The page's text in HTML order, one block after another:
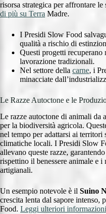
risorsa strategica per affrontare
di più su Terra Madre.
I Presidi Slow Food
qualità a rischio di
Questi progetti recuperano
lavorazione tradizionali.
Nel settore della carne, i
minacciate
Le Razze Autoctone e le
Le razze autoctone di animali da
per la biodiversità agricola.
nel tempo per adattarsi ai
climatiche locali. I Presidi Slow
allevano queste razze,
rispettino il benessere animale e
artigianali.
Un esempio notevole è il Suino
crescita lenta dal sapore intenso,
Food. Leggi ulteriori